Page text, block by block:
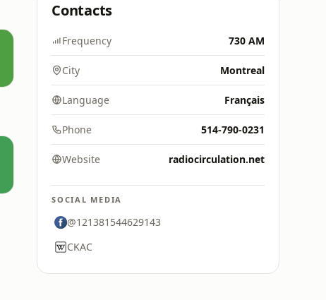
Contacts
Frequency 730 AM
City Montreal
Language Français
Phone 514-790-0231
Website radiocirculation.net
SOCIAL MEDIA
@121381544629143
CKAC